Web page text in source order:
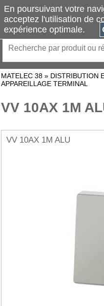
MATELEC 38 » DISTRIBUTION
APPAREILLAGE TERMINAL
VV 10AX 1M
VV 10AX 1M ALU
En poursuivant votre
acceptez l'utilisation de
expérience optimale.